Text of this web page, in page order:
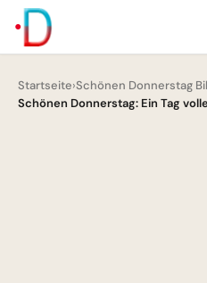
Startseite›Schönen Donnerstag
Schönen Donnerstag: Ein Tag